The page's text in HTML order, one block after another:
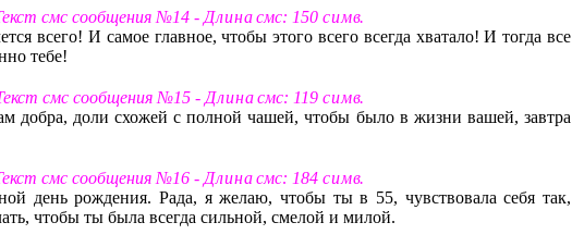
смс сообщения №14 - Д л и н асмс: 150 с и м в.
всего! И самое главное, чтобы этого всего всегда хватало! И тогда все
тебе!
смс сообщения №15 - Д л и н асмс: 119 с и м в.
добра, доли схожей с полной чашей, чтобы было в жизни вашей, завтра
смс сообщения №16 - Д л и н асмс: 184 с и м в.
день рождения. Рада, я желаю, чтобы ты в 55, чувствовала себя так,
чтобы ты была всегда сильной, смелой и милой.